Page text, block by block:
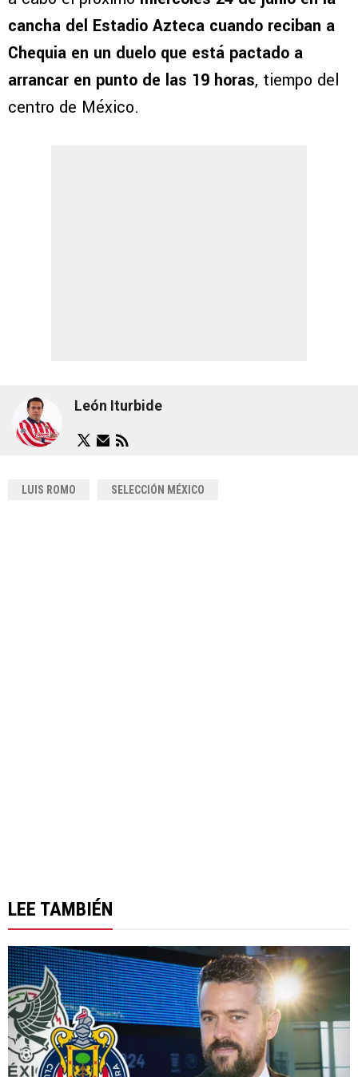
cancha del Estadio Azteca cuando reciban a
Chequia en un duelo que está pactado a
arrancar en punto de las 19 horas, tiempo del
centro de México.
León Iturbide
LUIS ROMO SELECCIÓN MÉXICO
LEE TAMBIÉN